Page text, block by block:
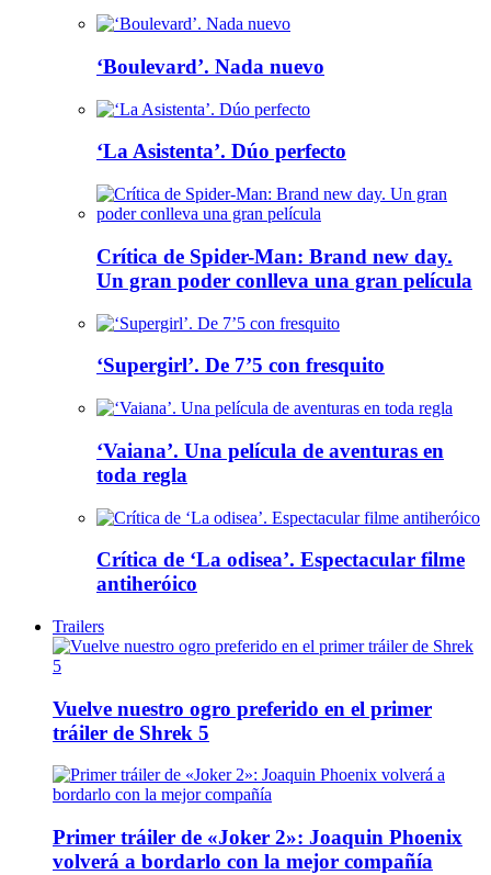
‘Boulevard’. Nada nuevo
‘La Asistenta’. Dúo perfecto
Crítica de Spider-Man: Brand new day.
Un gran poder conlleva una gran película
‘Supergirl’. De 7’5 con fresquito
‘Vaiana’. Una película de aventuras en
toda regla
Crítica de ‘La odisea’. Espectacular filme
antiheróico
Trailers
Vuelve nuestro ogro preferido en el primer
tráiler de Shrek 5
Primer tráiler de «Joker 2»: Joaquin Phoenix
volverá a bordarlo con la mejor compañía